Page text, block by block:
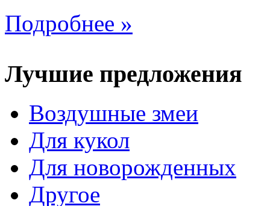
Подробнее »
Лучшие предложения
Воздушные змеи
Для кукол
Для новорожденных
Другое